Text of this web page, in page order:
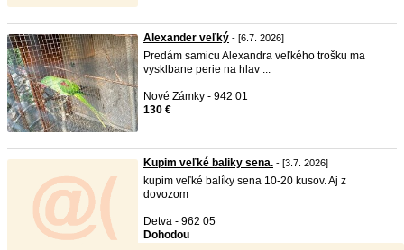
Alexander veľký - [6.7. 2026]
Predám samicu Alexandra veľkého trošku ma
vysklbane perie na hlav ...
Nové Zámky - 942 01
130 €
Kupim veľké baliky sena. - [3.7. 2026]
kupim veľké balíky sena 10-20 kusov. Aj z
dovozom
Detva - 962 05
Dohodou